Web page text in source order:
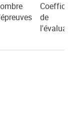
de